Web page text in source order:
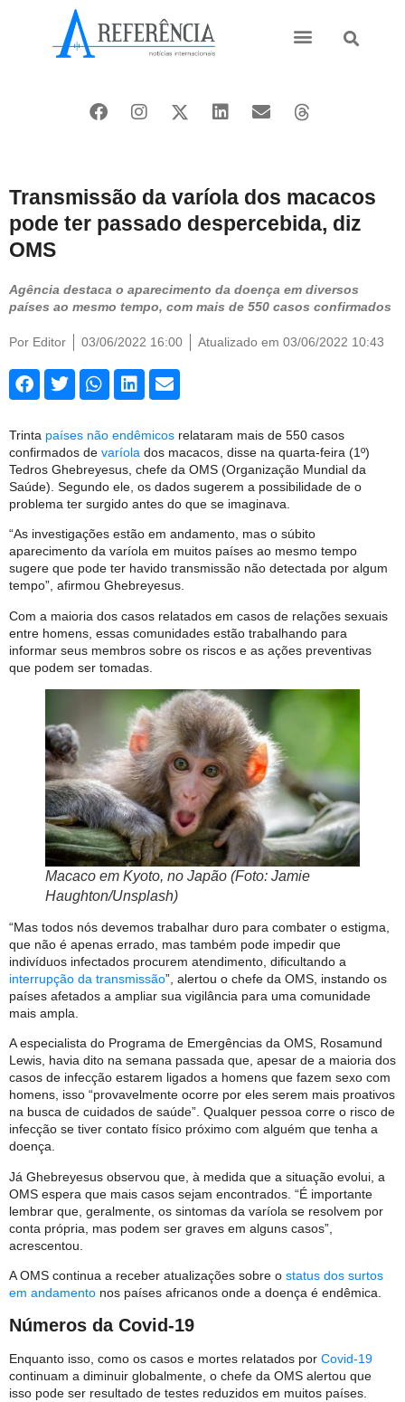
Transmissão da varíola dos macacos
pode ter passado despercebida, diz
OMS
Agência destaca o aparecimento da doença em diversos
países ao mesmo tempo, com mais de 550 casos confirmados
Por Editor 03/06/2022 16:00 Atualizado em 03/06/2022 10:43
Trinta países não endêmicos relataram mais de 550 casos
confirmados de varíola dos macacos, disse na quarta-feira (1º)
Tedros Ghebreyesus, chefe da OMS (Organização Mundial da
Saúde). Segundo ele, os dados sugerem a possibilidade de o
problema ter surgido antes do que se imaginava.
“As investigações estão em andamento, mas o súbito
aparecimento da varíola em muitos países ao mesmo tempo
sugere que pode ter havido transmissão não detectada por algum
tempo”, afirmou Ghebreyesus.
Com a maioria dos casos relatados em casos de relações sexuais
entre homens, essas comunidades estão trabalhando para
informar seus membros sobre os riscos e as ações preventivas
que podem ser tomadas.
Macaco em Kyoto, no Japão (Foto: Jamie
Haughton/Unsplash)
“Mas todos nós devemos trabalhar duro para combater o estigma,
que não é apenas errado, mas também pode impedir que
indivíduos infectados procurem atendimento, dificultando a
interrupção da transmissão”, alertou o chefe da OMS, instando os
países afetados a ampliar sua vigilância para uma comunidade
mais ampla.
A especialista do Programa de Emergências da OMS, Rosamund
Lewis, havia dito na semana passada que, apesar de a maioria dos
casos de infecção estarem ligados a homens que fazem sexo com
homens, isso “provavelmente ocorre por eles serem mais proativos
na busca de cuidados de saúde”. Qualquer pessoa corre o risco de
infecção se tiver contato físico próximo com alguém que tenha a
doença.
Já Ghebreyesus observou que, à medida que a situação evolui, a
OMS espera que mais casos sejam encontrados. “É importante
lembrar que, geralmente, os sintomas da varíola se resolvem por
conta própria, mas podem ser graves em alguns casos”,
acrescentou.
A OMS continua a receber atualizações sobre o status dos surtos
em andamento nos países africanos onde a doença é endêmica.
Números da Covid-19
Enquanto isso, como os casos e mortes relatados por Covid-19
continuam a diminuir globalmente, o chefe da OMS alertou que
isso pode ser resultado de testes reduzidos em muitos países.